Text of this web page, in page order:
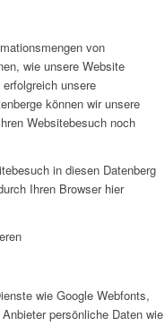
von
wie unsere Website
unsere
können wir unsere
Websitebesuch noch
in diesen Datenberg
Ihren Browser hier
wie Google Webfonts,
persönliche Daten wie